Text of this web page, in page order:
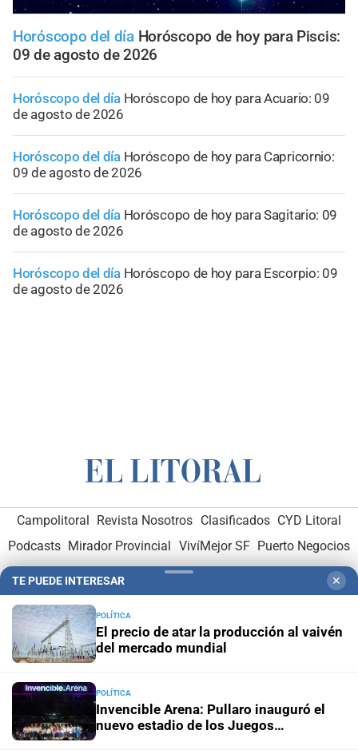
Horóscopo del día Horóscopo de hoy para Piscis:
09 de agosto de 2026
Horóscopo del día Horóscopo de hoy para Acuario: 09
de agosto de 2026
Horóscopo del día Horóscopo de hoy para Capricornio:
09 de agosto de 2026
Horóscopo del día Horóscopo de hoy para Sagitario: 09
de agosto de 2026
Horóscopo del día Horóscopo de hoy para Escorpio: 09
de agosto de 2026
Campolitoral Revista Nosotros Clasificados CYD Litoral
Podcasts Mirador Provincial VivíMejor SF Puerto Negocios
Educacion SF
Hemeroteca Digital (1930-1979)
Administración y Publicidad-Elementos institucionales
Opcionales con El Litoral
TE PUEDE INTERESAR ✕
POLÍTICA
El precio de atar la producción al vaivén
del mercado mundial
POLÍTICA
Invencible Arena: Pullaro inauguró el
nuevo estadio de los Juegos